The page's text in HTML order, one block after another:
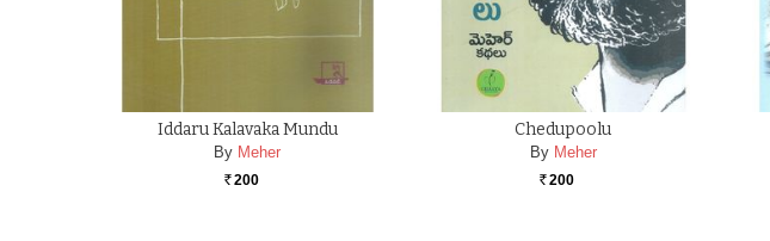
Iddaru Kalavaka Mundu
By Meher
Rs. 200
Chedupoolu
By Meher
Rs. 200